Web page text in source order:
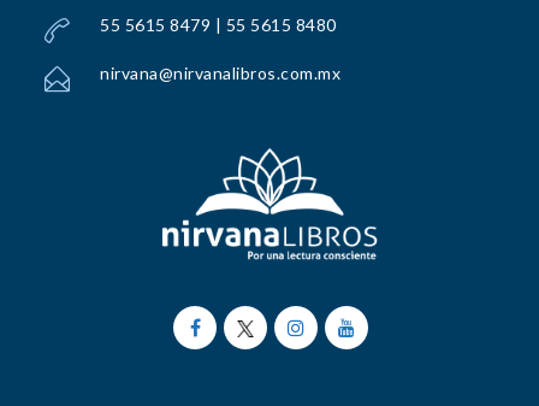
55 5615 8479 | 55 5615 8480
nirvana@nirvanalibros.com.mx